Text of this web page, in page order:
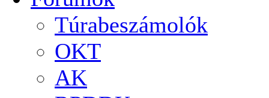
Túrabeszámolók
OKT
AK